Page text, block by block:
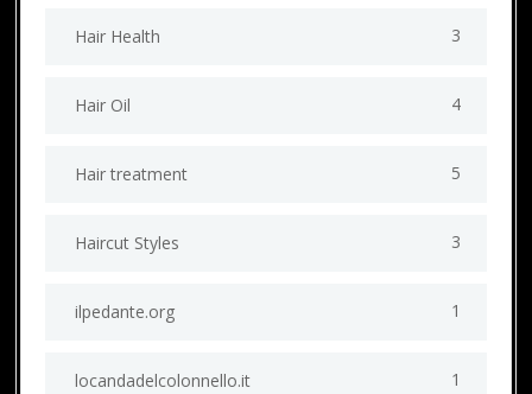
Hair Health 3
Hair Oil 4
Hair treatment 5
Haircut Styles 3
ilpedante.org 1
locandadelcolonnello.it 1